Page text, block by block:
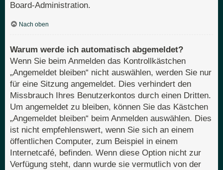
Board-Administration.
Nach oben
Warum werde ich automatisch abgemeldet?
Wenn Sie beim Anmelden das Kontrollkästchen
„Angemeldet bleiben“ nicht auswählen, werden Sie nur
für eine Sitzung angemeldet. Dies verhindert den
Missbrauch Ihres Benutzerkontos durch einen Dritten.
Um angemeldet zu bleiben, können Sie das Kästchen
„Angemeldet bleiben“ beim Anmelden auswählen. Dies
ist nicht empfehlenswert, wenn Sie sich an einem
öffentlichen Computer, zum Beispiel in einem
Internetcafé, befinden. Wenn diese Option nicht zur
Verfügung steht, dann wurde sie vermutlich von der